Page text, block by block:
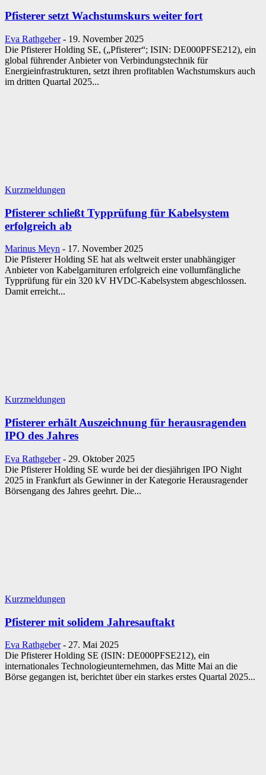
Pfisterer setzt Wachstumskurs weiter fort
Eva Rathgeber - 19. November 2025
Die Pfisterer Holding SE, („Pfisterer“; ISIN: DE000PFSE212), ein
global führender Anbieter von Verbindungstechnik für
Energieinfrastrukturen, setzt ihren profitablen Wachstumskurs auch
im dritten Quartal 2025...
Kurzmeldungen
Pfisterer schließt Typprüfung für Kabelsystem
erfolgreich ab
Marinus Meyn - 17. November 2025
Die Pfisterer Holding SE hat als weltweit erster unabhängiger
Anbieter von Kabelgarnituren erfolgreich eine vollumfängliche
Typprüfung für ein 320 kV HVDC-Kabelsystem abgeschlossen.
Damit erreicht...
Kurzmeldungen
Pfisterer erhält Auszeichnung für herausragenden
IPO des Jahres
Eva Rathgeber - 29. Oktober 2025
Die Pfisterer Holding SE wurde bei der diesjährigen IPO Night
2025 in Frankfurt als Gewinner in der Kategorie Herausragender
Börsengang des Jahres geehrt. Die...
Kurzmeldungen
Pfisterer mit solidem Jahresauftakt
Eva Rathgeber - 27. Mai 2025
Die Pfisterer Holding SE (ISIN: DE000PFSE212), ein
internationales Technologieunternehmen, das Mitte Mai an die
Börse gegangen ist, berichtet über ein starkes erstes Quartal 2025...